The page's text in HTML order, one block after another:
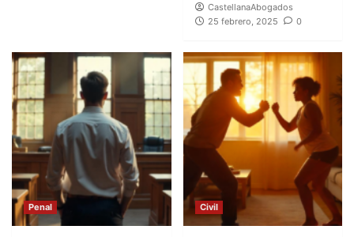
CastellanaAbogados
25 febrero, 2025
0
Penal Civil